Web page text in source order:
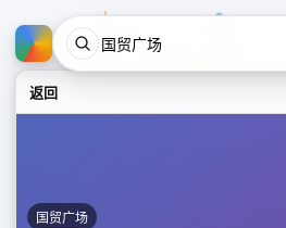
返回
国贸广场